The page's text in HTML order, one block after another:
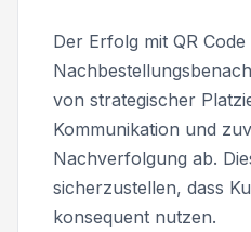
Der Erfolg mit QR Code
von strategischer
Kommunikation und
Nachverfolgung ab.
sicherzustellen, dass
konsequent nutzen.